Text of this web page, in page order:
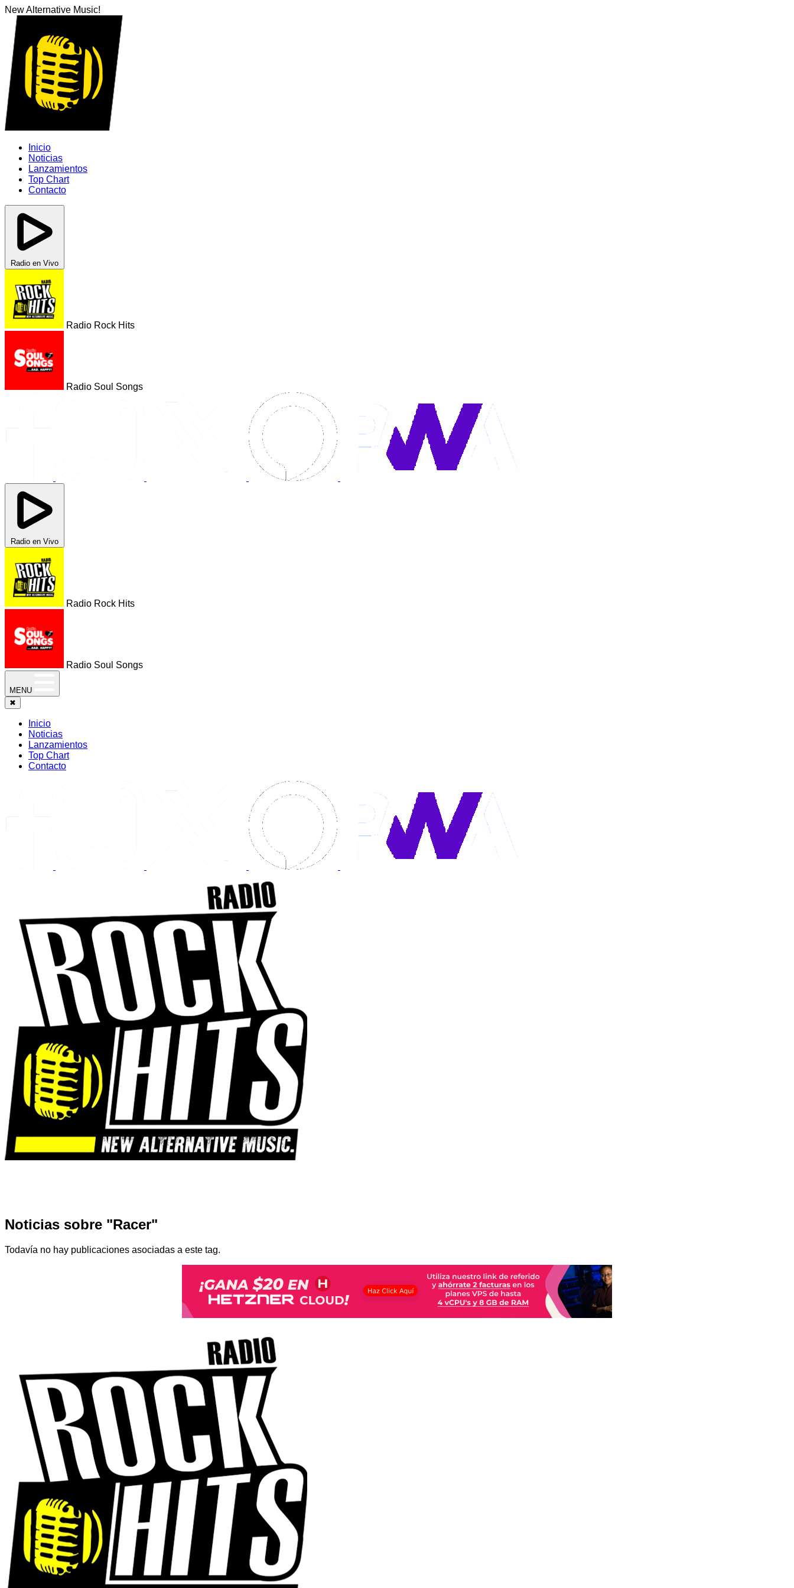
New Alternative Music!
Inicio
Noticias
Lanzamientos
Top Chart
Contacto
Radio en Vivo
Radio Rock Hits
Radio Soul Songs
Radio en Vivo
Radio Rock Hits
Radio Soul Songs
MENU
✖
Inicio
Noticias
Lanzamientos
Top Chart
Contacto
Noticias sobre "Racer"
Todavía no hay publicaciones asociadas a este tag.